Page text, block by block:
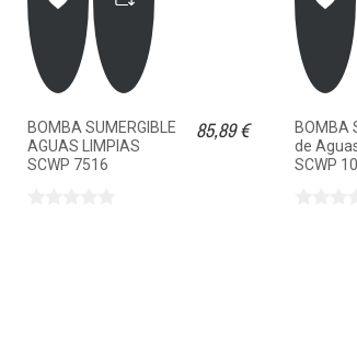
BOMBA SUMERGIBLE
AGUAS LIMPIAS
SCWP 7516
85,89 €
BOMBA
de
SCWP